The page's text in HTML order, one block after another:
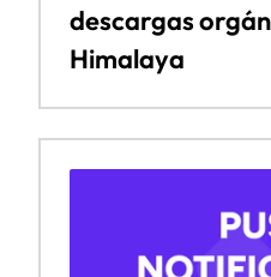
descargas
Himalaya